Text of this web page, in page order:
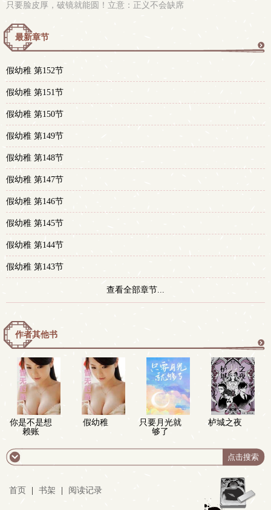
只要脸皮厚，破镜就能圆！立意：正义不会缺席
最新章节
假幼稚 第152节
假幼稚 第151节
假幼稚 第150节
假幼稚 第149节
假幼稚 第148节
假幼稚 第147节
假幼稚 第146节
假幼稚 第145节
假幼稚 第144节
假幼稚 第143节
查看全部章节...
作者其他书
你是不是想
赖账
假幼稚
只要月光就
够了
栌城之夜
首页 书架 阅读记录